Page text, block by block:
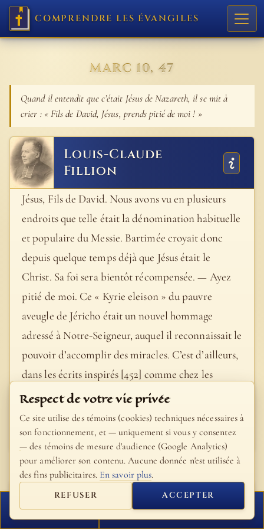
COMPRENDRE LES ÉVANGILES
MARC 10, 47
Quand il entendit que c’était Jésus de Nazareth, il se mit à
crier : « Fils de David, Jésus, prends pitié de moi ! »
Louis-Claude
Fillion
Jésus, Fils de David. Nous avons vu en plusieurs
endroits que telle était la dénomination habituelle
et populaire du Messie. Bartimée croyait donc
depuis quelque temps déjà que Jésus était le
Christ. Sa foi sera bientôt récompensée. — Ayez
pitié de moi. Ce « Kyrie eleison » du pauvre
aveugle de Jéricho était un nouvel hommage
adressé à Notre-Seigneur, auquel il reconnaissait le
pouvoir d’accomplir des miracles. C’est d’ailleurs,
dans les écrits inspirés [452] comme chez les
auteurs profanes [453], le cri bien naturel de tous
les malheureux.
- Bible Fillion
Saint Jérôme
FERMER PROCHAIN VERSET
Respect de votre vie privée
Ce site utilise des témoins (cookies) techniques nécessaires à
son fonctionnement, et — uniquement si vous y consentez
— des témoins de mesure d'audience (Google Analytics)
pour améliorer son contenu. Aucune donnée n'est utilisée à
des fins publicitaires. En savoir plus.
REFUSER ACCEPTER